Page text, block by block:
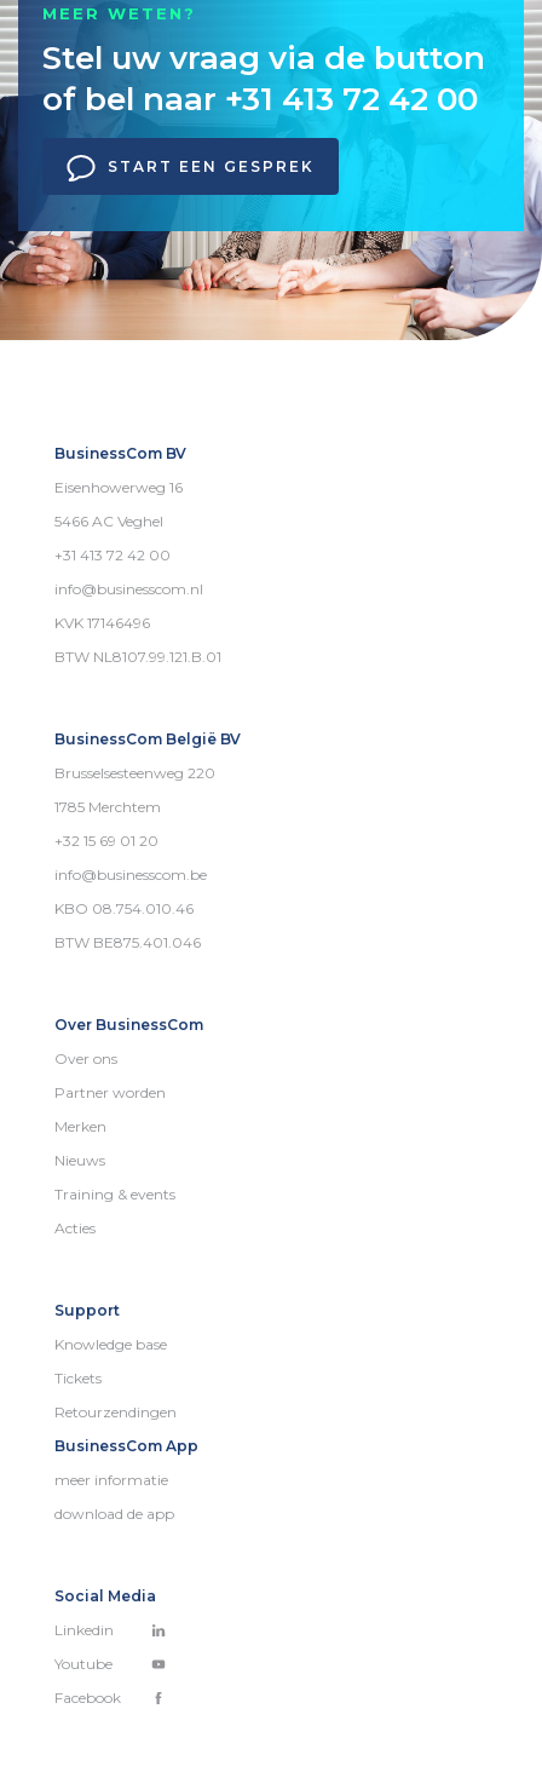
MEER WETEN?
Stel uw vraag via de button
of bel naar +31 413 72 42 00
START EEN GESPREK
BusinessCom BV
Eisenhowerweg 16
5466 AC Veghel
+31 413 72 42 00
info@businesscom.nl
KVK 17146496
BTW NL8107.99.121.B.01
BusinessCom België BV
Brusselsesteenweg 220
1785 Merchtem
+32 15 69 01 20
info@businesscom.be
KBO 08.754.010.46
BTW BE875.401.046
Over BusinessCom
Over ons
Partner worden
Merken
Nieuws
Training & events
Acties
Support
Knowledge base
Tickets
Retourzendingen
BusinessCom App
meer informatie
download de app
Social Media
Linkedin
Youtube
Facebook